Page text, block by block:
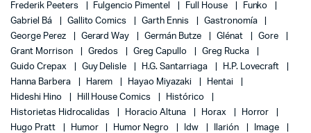
Frederik Peeters
Fulgencio Pimentel Full House
Funko
Gabriel Bá
Gallito Comics Garth Ennis
Gastronomía
George Perez
Gerard Way Germán Butze Glénat
Gore
Grant Morrison
Gredos Greg Capullo
Greg Rucka
Guido Crepax
Guy Delisle H.G. Santarriaga
H.P. Lovecraft
Hanna Barbera
Harem Hayao Miyazaki
Hentai
Hideshi Hino
Hill House Comics
Histórico
Historietas Hidrocalidas
Horacio Altuna Horax
Horror
Hugo Pratt
Humor Humor Negro Idw Ilarión
Image